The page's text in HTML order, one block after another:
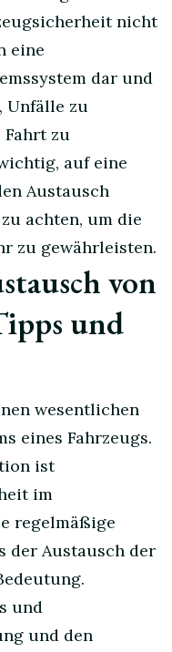
nicht
eine
dar und
Unfälle zu
zu
auf eine
Austausch
achten, um die
zu gewährleisten.
von
und
wesentlichen
eines Fahrzeugs.
ist
im
regelmäßige
der Austausch der
und
und den